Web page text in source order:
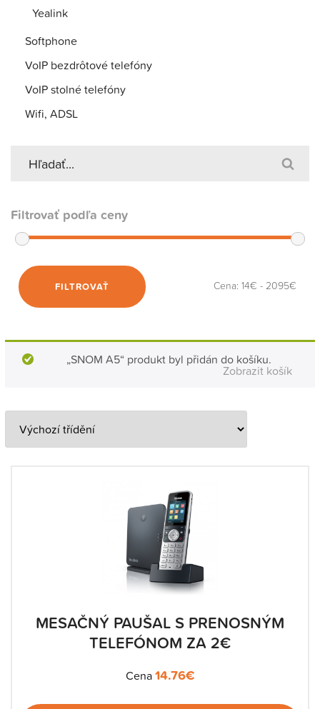
Yealink
Softphone
VoIP bezdrôtové telefóny
VoIP stolné telefóny
Wifi, ADSL
Filtrovať podľa ceny
FILTROVAŤ Cena: 14€ - 2095€
„SNOM A5“ produkt byl přidán do košíku.
Zobrazit košík
MESAČNÝ PAUŠAL S PRENOSNÝM
TELEFÓNOM ZA 2€
Cena14.76€